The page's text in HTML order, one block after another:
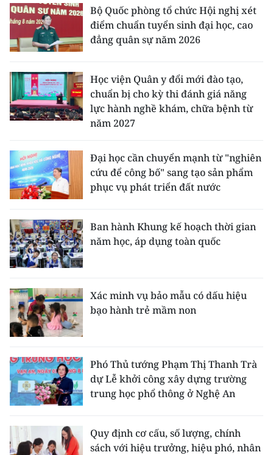
Bộ Quốc phòng tổ chức Hội nghị xét
điểm chuẩn tuyển sinh đại học, cao
đẳng quân sự năm 2026
Học viện Quân y đổi mới đào tạo,
chuẩn bị cho kỳ thi đánh giá năng
lực hành nghề khám, chữa bệnh từ
năm 2027
Đại học cần chuyển mạnh từ "nghiên
cứu để công bố" sang tạo sản phẩm
phục vụ phát triển đất nước
Ban hành Khung kế hoạch thời gian
năm học, áp dụng toàn quốc
Xác minh vụ bảo mẫu có dấu hiệu
bạo hành trẻ mầm non
Phó Thủ tướng Phạm Thị Thanh Trà
dự Lễ khởi công xây dựng trường
trung học phổ thông ở Nghệ An
Quy định cơ cấu, số lượng, chính
sách với hiệu trưởng, hiệu phó, nhân